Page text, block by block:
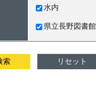
水内
県立長野図書